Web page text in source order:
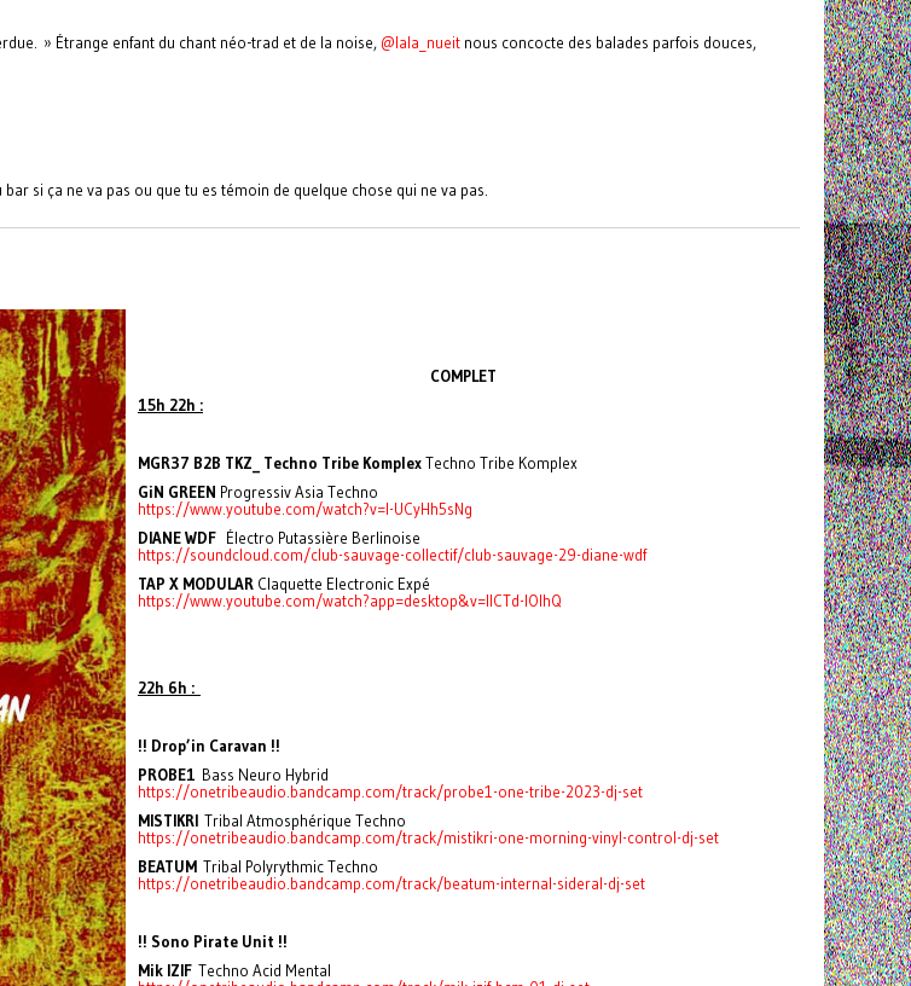
» Étrange enfant du chant néo-trad et de la noise, @lala_nueit nous concocte des balades parfois douces,
si ça ne va pas ou que tu es témoin de quelque chose qui ne va pas.
COMPLET
15h 22h :
MGR37 B2B TKZ_ Techno Tribe KomplexTechno Tribe Komplex
GiN GREEN Progressiv Asia Techno
https://www.youtube.com/watch?v=l-UCyHh5sNg
DIANE WDF Électro Putassière Berlinoise
https://soundcloud.com/club-sauvage-collectif/club-sauvage-29-diane-wdf
TAP X MODULAR Claquette Electronic Expé
https://www.youtube.com/watch?app=desktop&v=IICTd-lOlhQ
22h 6h :
!! Drop’in Caravan !!
PROBE1 Bass Neuro Hybrid
https://onetribeaudio.bandcamp.com/track/probe1-one-tribe-2023-dj-set
MISTIKRI Tribal Atmosphérique Techno
https://onetribeaudio.bandcamp.com/track/mistikri-one-morning-vinyl-control-dj-set
BEATUM Tribal Polyrythmic Techno
https://onetribeaudio.bandcamp.com/track/beatum-internal-sideral-dj-set
!! Sono Pirate Unit !!
Mik IZIF Techno Acid Mental